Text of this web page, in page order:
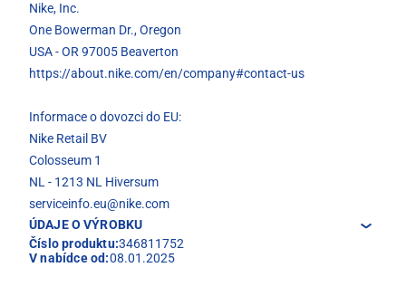
Nike, Inc.
One Bowerman Dr., Oregon
USA - OR 97005 Beaverton
https://about.nike.com/en/company#contact-us
Informace o dovozci do EU:
Nike Retail BV
Colosseum 1
NL - 1213 NL Hiversum
serviceinfo.eu@nike.com
ÚDAJE O VÝROBKU
Číslo produktu:346811752
V nabídce od:08.01.2025